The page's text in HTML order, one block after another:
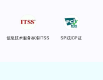
信息技术服务标准ITSS SP或ICP证